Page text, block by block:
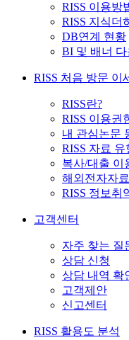
RISS 이용방
RISS 지식더
DB연계 현황
BI 및 배너 다
RISS 처음 방문 이
RISS란?
RISS 이용권
내 관심논문
RISS 자료
복사/대출 이
해외전자자
RISS 정보취
고객센터
자주 찾는 질
상담 신청
상담 내역 확
고객제안
신고센터
RISS 활용도 분석